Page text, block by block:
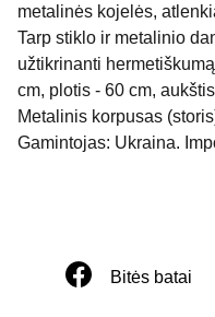
metalinės kojelės,
Tarp stiklo ir metalinio
užtikrinanti
cm, plotis - 60 cm,
Metalinis korpusas
Gamintojas: Ukraina.
Bitės batai